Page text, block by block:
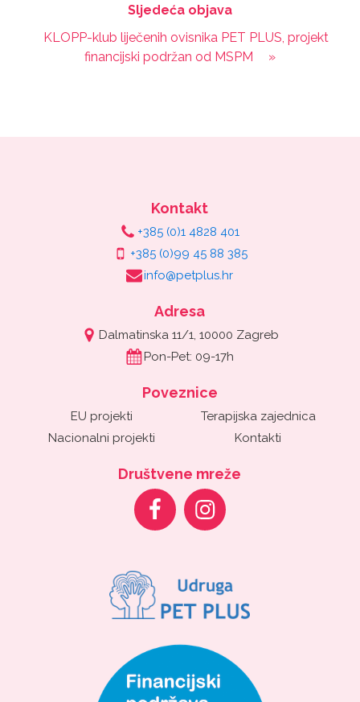
Sljedeća objava
KLOPP-klub liječenih ovisnika PET PLUS, projekt
financijski podržan od MSPM
»
Kontakt
+385 (0)1 4828 401
+385 (0)99 45 88 385
info@petplus.hr
Adresa
Dalmatinska 11/1, 10000 Zagreb
Pon-Pet: 09-17h
Poveznice
EU projekti
Nacionalni projekti
Terapijska zajednica
Kontakti
Društvene mreže